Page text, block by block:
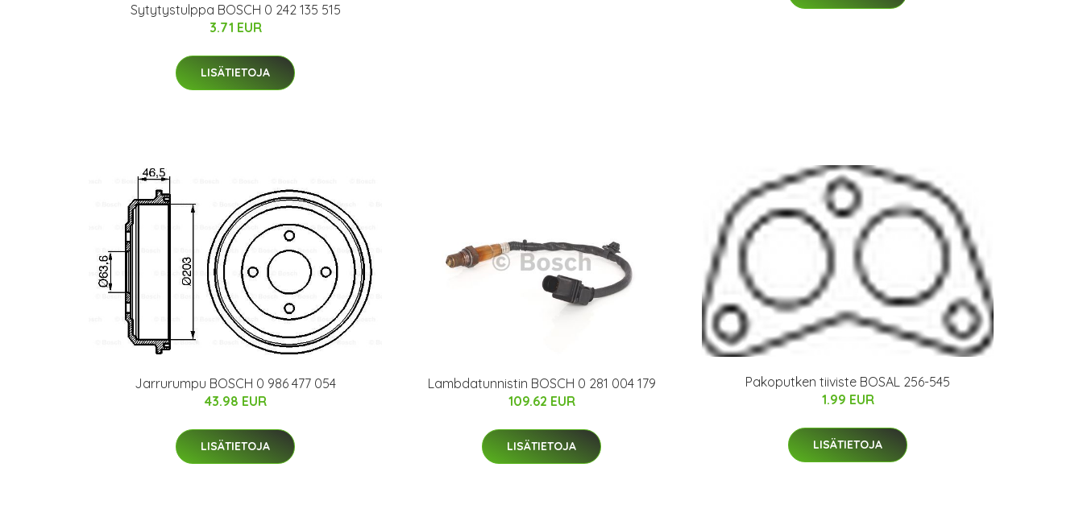
Sytytystulppa BOSCH 0 242 135 515
3.71 EUR
LISÄTIETOJA
Jarrurumpu BOSCH 0 986 477 054
43.98 EUR
LISÄTIETOJA
Lambdatunnistin BOSCH 0 281 004 179
109.62 EUR
LISÄTIETOJA
Pakoputken tiiviste BOSAL 256-545
1.99 EUR
LISÄTIETOJA